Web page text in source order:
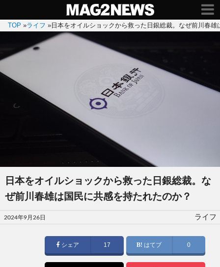
TOP »ライフ » 日本をオイルショックから救った日銀総裁。なぜ前川春
日本をオイルショックから救った日銀総裁。な
ぜ前川春雄は国民に共感を持たれたのか？
投
稿
2024年9月26日 ライフ
シェア 17 はてブ 0